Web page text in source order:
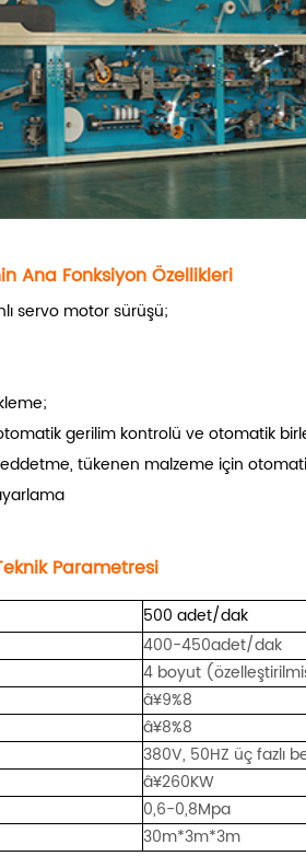
Ana Fonksiyon Özellikleri
servo motor sürüşü;
gerilim kontrolü ve otomatik
tükenen malzeme için
Parametresi
500 adet/dak
400-450adet/dak
4 boyut
â¥9%8
â¥8%8
380V, 50HZ üç fazlı
â¥260KW
0,6-0,8Mpa
30m*3m*3m